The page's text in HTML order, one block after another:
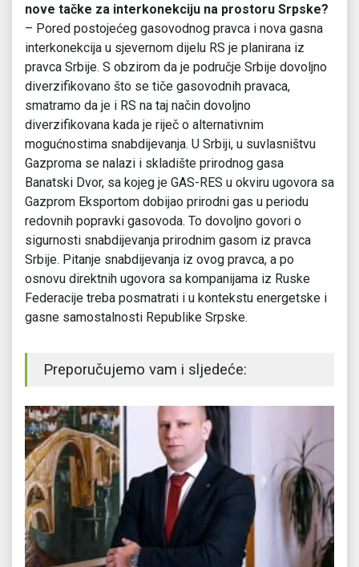
nove tačke za interkonekciju na prostoru Srpske?
– Pored postojećeg gasovodnog pravca i nova gasna
interkonekcija u sjevernom dijelu RS je planirana iz
pravca Srbije. S obzirom da je područje Srbije dovoljno
diverzifikovano što se tiče gasovodnih pravaca,
smatramo da je i RS na taj način dovoljno
diverzifikovana kada je riječ o alternativnim
mogućnostima snabdijevanja. U Srbiji, u suvlasništvu
Gazproma se nalazi i skladište prirodnog gasa
Banatski Dvor, sa kojeg je GAS-RES u okviru ugovora sa
Gazprom Eksportom dobijao prirodni gas u periodu
redovnih popravki gasovoda. To dovoljno govori o
sigurnosti snabdijevanja prirodnim gasom iz pravca
Srbije. Pitanje snabdijevanja iz ovog pravca, a po
osnovu direktnih ugovora sa kompanijama iz Ruske
Federacije treba posmatrati i u kontekstu energetske i
gasne samostalnosti Republike Srpske.
Preporučujemo vam i sljedeće: